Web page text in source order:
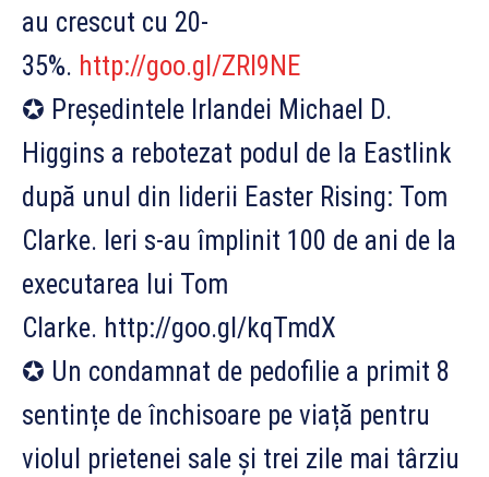
au crescut cu 20-
35%. http://goo.gl/ZRl9NE
✪ Președintele Irlandei Michael D.
Higgins a rebotezat podul de la Eastlink
după unul din liderii Easter Rising: Tom
Clarke. Ieri s-au împlinit 100 de ani de la
executarea lui Tom
Clarke. http://goo.gl/kqTmdX
✪ Un condamnat de pedofilie a primit 8
sentințe de închisoare pe viață pentru
violul prietenei sale și trei zile mai târziu